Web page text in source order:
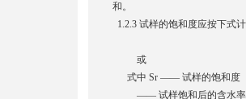
和。
1.2.3 试样的饱和度应按下式
或
式中 Sr —— 试样的饱和度
—— 试样饱和后的含水率